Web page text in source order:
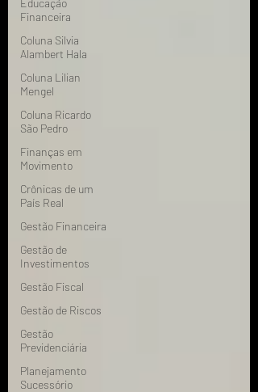
Educação
Financeira
Coluna Silvia
Alambert Hala
Coluna Lilian
Mengel
Coluna Ricardo
São Pedro
Finanças em
Movimento
Crônicas de um
País Real
Gestão Financeira
Gestão de
Investimentos
Gestão Fiscal
Gestão de Riscos
Gestão
Previdenciária
Planejamento
Sucessório